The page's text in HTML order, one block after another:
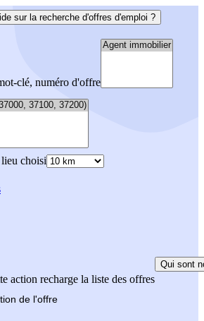
sur la recherche d'offres d'emploi ?
clé, numéro d'offre
choisi
action recharge la liste des offres
Qui sont
de l'offre